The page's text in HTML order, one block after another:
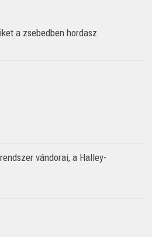
a zsebedben hordasz
vándorai, a Halley-